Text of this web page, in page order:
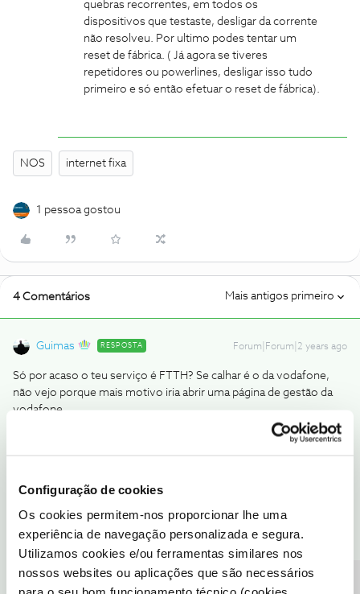
Configuração de cookies
Os cookies permitem-nos proporcionar lhe uma
experiência de navegação personalizada e segura.
Utilizamos cookies e/ou ferramentas similares nos
nossos websites ou aplicações que são necessários
quebras recorrentes, em todos os
dispositivos que testaste, desligar da corrente
não resolveu. Por ultimo podes tentar um
reset de fábrica. ( Já agora se tiveres
repetidores ou powerlines, desligar isso tudo
primeiro e só então efetuar o reset de fábrica).
NOS internet fixa
1 pessoa gostou
4 Comentários Mais antigos primeiro
Guimas RESPOSTA Forum|Forum|2 years ago
Só por acaso o teu serviço é FTTH? Se calhar é o da vodafone,
não vejo porque mais motivo iria abrir uma página de gestão da
vodafone
Tenta ligar ao apoio técnico, refere que são quebras recorrentes,
se tiveres repetidores ou powerlines, desligar isso tudo primeiro